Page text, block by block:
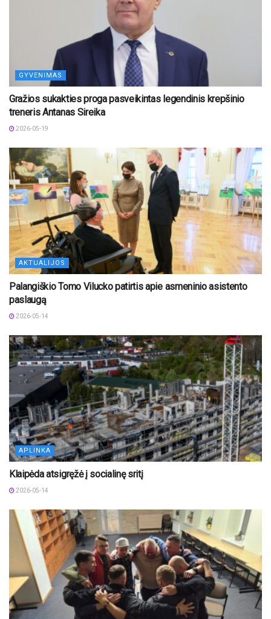
GYVENIMAS
Gražios sukakties proga pasveikintas legendinis krepšinio
treneris Antanas Sireika
2026-05-19
AKTUALIJOS
Palangiškio Tomo Vilucko patirtis apie asmeninio asistento
paslaugą
2026-05-14
APLINKA
Klaipėda atsigręžė į socialinę sritį
2026-05-14